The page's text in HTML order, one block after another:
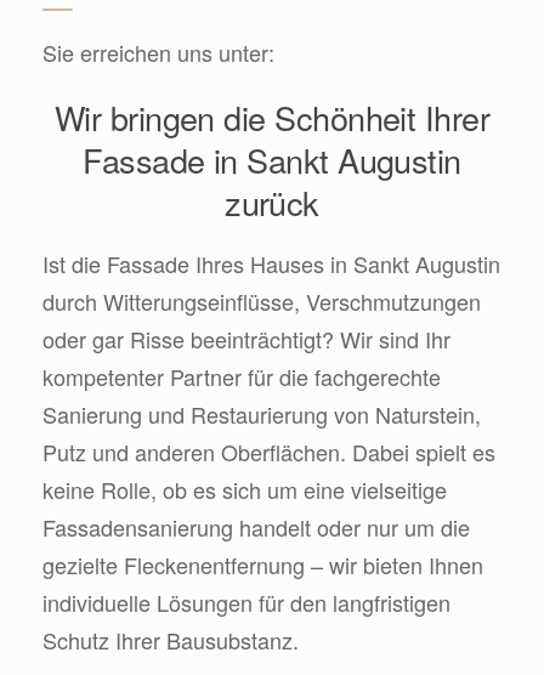
Sie erreichen uns unter:
Wir bringen die Schönheit Ihrer
Fassade in Sankt Augustin
zurück
Ist die Fassade Ihres Hauses in Sankt Augustin
durch Witterungseinflüsse, Verschmutzungen
oder gar Risse beeinträchtigt? Wir sind Ihr
kompetenter Partner für die fachgerechte
Sanierung und Restaurierung von Naturstein,
Putz und anderen Oberflächen. Dabei spielt es
keine Rolle, ob es sich um eine vielseitige
Fassadensanierung handelt oder nur um die
gezielte Fleckenentfernung – wir bieten Ihnen
individuelle Lösungen für den langfristigen
Schutz Ihrer Bausubstanz.